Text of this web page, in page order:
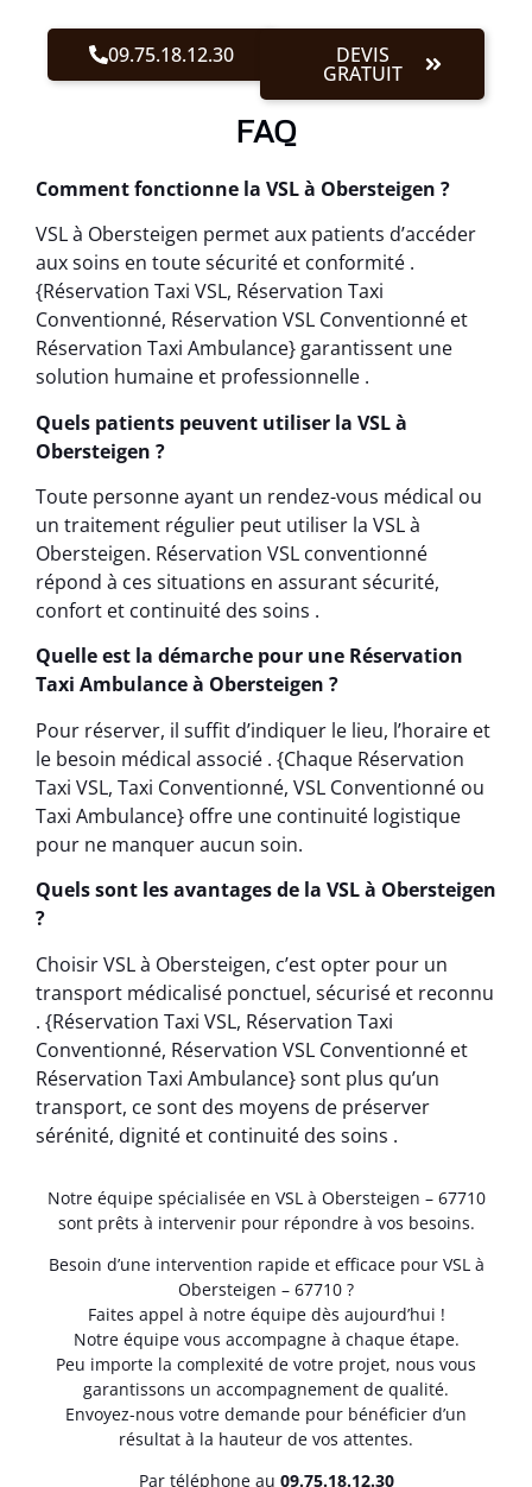
09.75.18.12.30 DEVIS
GRATUIT
FAQ
Comment fonctionne la VSL à Obersteigen ?
VSL à Obersteigen permet aux patients d’accéder
aux soins en toute sécurité et conformité .
{Réservation Taxi VSL, Réservation Taxi
Conventionné, Réservation VSL Conventionné et
Réservation Taxi Ambulance} garantissent une
solution humaine et professionnelle .
Quels patients peuvent utiliser la VSL à
Obersteigen ?
Toute personne ayant un rendez-vous médical ou
un traitement régulier peut utiliser la VSL à
Obersteigen. Réservation VSL conventionné
répond à ces situations en assurant sécurité,
confort et continuité des soins .
Quelle est la démarche pour une Réservation
Taxi Ambulance à Obersteigen ?
Pour réserver, il suffit d’indiquer le lieu, l’horaire et
le besoin médical associé . {Chaque Réservation
Taxi VSL, Taxi Conventionné, VSL Conventionné ou
Taxi Ambulance} offre une continuité logistique
pour ne manquer aucun soin.
Quels sont les avantages de la VSL à Obersteigen
?
Choisir VSL à Obersteigen, c’est opter pour un
transport médicalisé ponctuel, sécurisé et reconnu
. {Réservation Taxi VSL, Réservation Taxi
Conventionné, Réservation VSL Conventionné et
Réservation Taxi Ambulance} sont plus qu’un
transport, ce sont des moyens de préserver
sérénité, dignité et continuité des soins .
Notre équipe spécialisée en VSL à Obersteigen – 67710
sont prêts à intervenir pour répondre à vos besoins.
Besoin d’une intervention rapide et efficace pour VSL à
Obersteigen – 67710 ?
Faites appel à notre équipe dès aujourd’hui !
Notre équipe vous accompagne à chaque étape.
Peu importe la complexité de votre projet, nous vous
garantissons un accompagnement de qualité.
Envoyez-nous votre demande pour bénéficier d’un
résultat à la hauteur de vos attentes.
Par téléphone au 09.75.18.12.30